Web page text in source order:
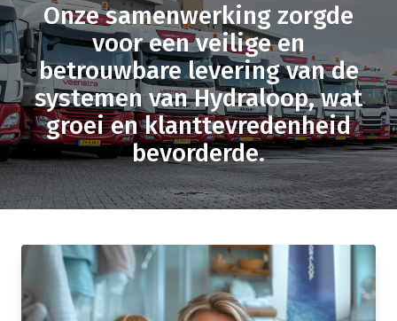
Onze samenwerking zorgde
voor een veilige en
betrouwbare levering van de
systemen van Hydraloop, wat
groei en klanttevredenheid
bevorderde.